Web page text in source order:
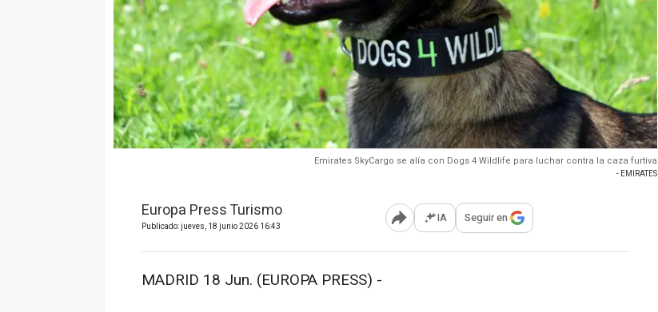
Emirates SkyCargo se alía con Dogs 4 Wildlife para luchar contra la caza furtiva
- EMIRATES
Europa Press Turismo
Publicado: jueves, 18 junio 2026 16:43 Abrir opciones para compartir
IA Seguir en
MADRID 18 Jun. (EUROPA PRESS) -